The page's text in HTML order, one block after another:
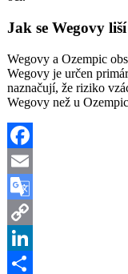
Jak se Wegovy
Wegovy a Ozempic
Wegovy je určen
naznačují, že riziko
Wegovy než u
Facebook
Email
Google
Translate
Copy
Link
LinkedIn